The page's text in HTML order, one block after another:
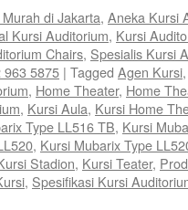
di Jakarta, Aneka Kursi
Kursi Auditorium, Kursi
Chairs, Spesialis Kursi
963 5875 | Tagged Agen Kursi
, Home Theater, Home
, Kursi Aula, Kursi Home
Type LL516 TB, Kursi
, Kursi Mubarix Type
Stadion, Kursi Teater,
, Spesifikasi Kursi